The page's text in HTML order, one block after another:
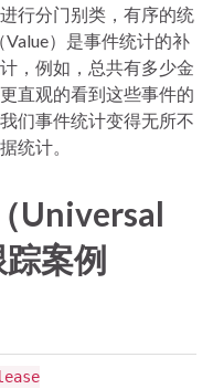
行分门别类，有序的统
）是事件统计的补
，例如，总共有多少金
直观的看到这些事件的
们事件统计变得无所不
统计。
Universal
案例